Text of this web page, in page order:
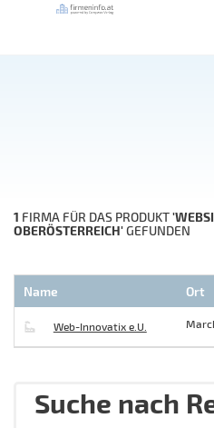
1 FIRMA FÜR DAS PRODUKT
OBERÖSTERREICH'GEFUNDEN
Name Ort
Web-Innovatix e.U.
Suche nach